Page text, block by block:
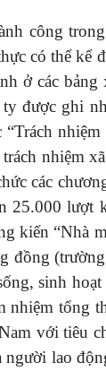
công
có thể kể
ở các bảng
được ghi
nhiệm
các
25.000 lượt
kiến “Nhà
đồng
sinh
tổng
với tiêu
người lao